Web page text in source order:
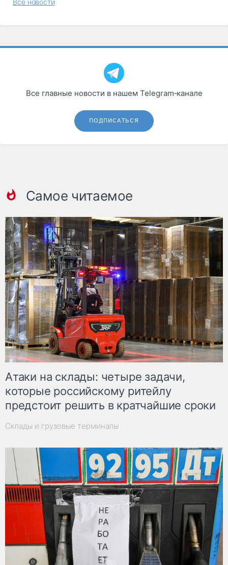
Все новости
Все главные новости в нашем Telegram‑канале
ПОДПИСАТЬСЯ
Самое читаемое
Атаки на склады: четыре задачи,
которые российскому ритейлу
предстоит решить в кратчайшие сроки
Склады и грузовые терминалы